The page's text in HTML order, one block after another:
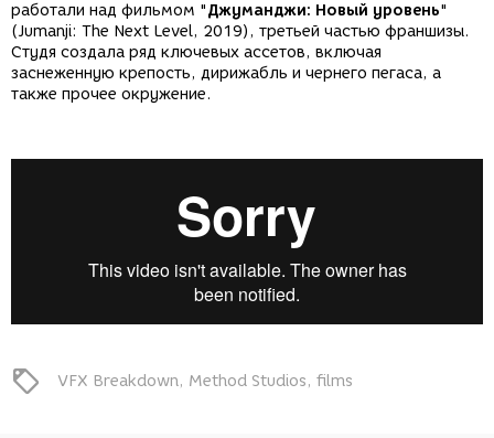
работали над фильмом "Джуманджи: Новый уровень"
(Jumanji: The Next Level, 2019), третьей частью франшизы.
Студя создала ряд ключевых ассетов, включая
заснеженную крепость, дирижабль и чернего пегаса, а
также прочее окружение.
VFX Breakdown Method Studios films